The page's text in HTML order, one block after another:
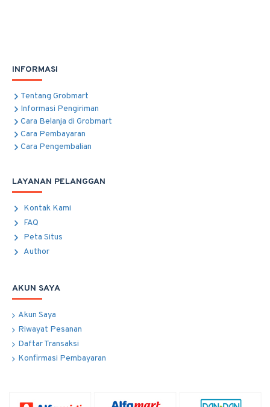
INFORMASI
Tentang Grobmart
Informasi Pengiriman
Cara Belanja di Grobmart
Cara Pembayaran
Cara Pengembalian
LAYANAN PELANGGAN
Kontak Kami
FAQ
Peta Situs
Author
AKUN SAYA
Akun Saya
Riwayat Pesanan
Daftar Transaksi
Konfirmasi Pembayaran